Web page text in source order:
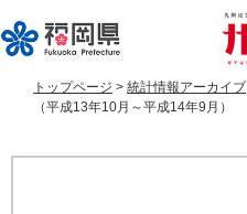
ー
ジ
ニ
ュ
トップページ > 統計情報アーカイブ
（平成13年10月～平成14年9月）